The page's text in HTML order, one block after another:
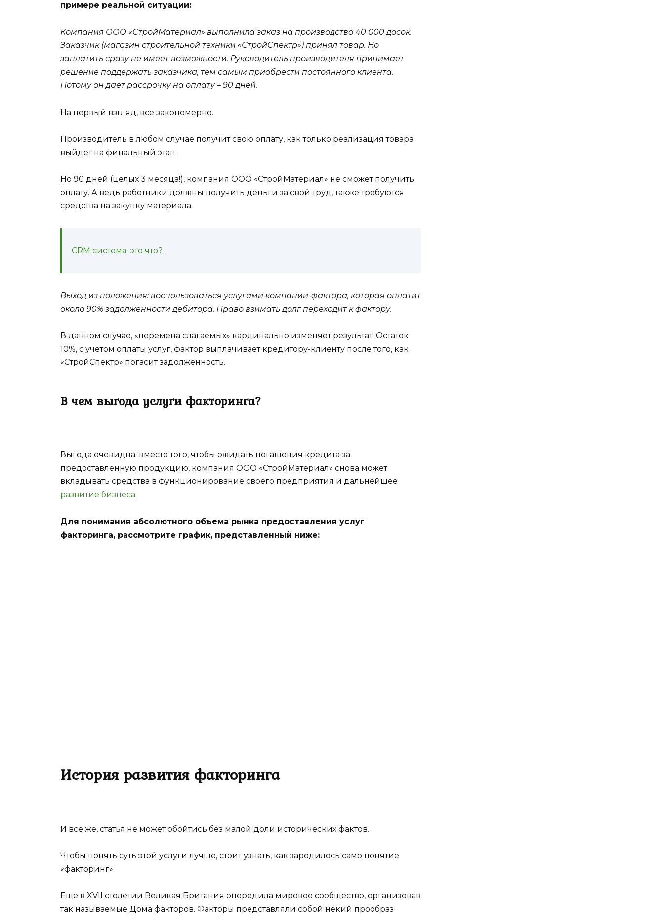
примере реальной ситуации:
Компания ООО «СтройМатериал» выполнила заказ на производство 40 000 досок.
Заказчик (магазин строительной техники «СтройСпектр») принял товар. Но
заплатить сразу не имеет возможности. Руководитель производителя принимает
решение поддержать заказчика, тем самым приобрести постоянного клиента.
Потому он дает рассрочку на оплату – 90 дней.
На первый взгляд, все закономерно.
Производитель в любом случае получит свою оплату, как только реализация товара
выйдет на финальный этап.
Но 90 дней (целых 3 месяца!), компания ООО «СтройМатериал» не сможет получить
оплату. А ведь работники должны получить деньги за свой труд, также требуются
средства на закупку материала.
CRM система: это что?
Выход из положения: воспользоваться услугами компании-фактора, которая оплатит
около 90% задолженности дебитора. Право взимать долг переходит к фактору.
В данном случае, «перемена слагаемых» кардинально изменяет результат. Остаток
10%, с учетом оплаты услуг, фактор выплачивает кредитору-клиенту после того, как
«СтройСпектр» погасит задолженность.
В чем выгода услуги факторинга?
Выгода очевидна: вместо того, чтобы ожидать погашения кредита за
предоставленную продукцию, компания ООО «СтройМатериал» снова может
вкладывать средства в функционирование своего предприятия и дальнейшее
развитие бизнеса.
Для понимания абсолютного объема рынка предоставления услуг
факторинга, рассмотрите график, представленный ниже:
История развития факторинга
И все же, статья не может обойтись без малой доли исторических фактов.
Чтобы понять суть этой услуги лучше, стоит узнать, как зародилось само понятие
«факторинг».
Еще в XVII столетии Великая Британия опередила мировое сообщество, организовав
так называемые Дома факторов. Факторы представляли собой некий прообраз